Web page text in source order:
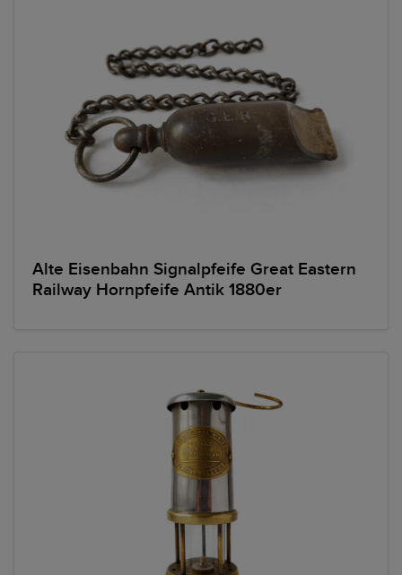
Alte Eisenbahn Signalpfeife Great Eastern
Railway Hornpfeife Antik 1880er